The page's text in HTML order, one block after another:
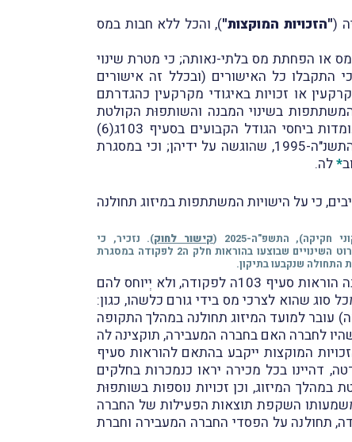
("הזכויות המוקצות"), והכל ללא חבות במס
או הפחתת מס בלתי-נאותה; כי מטרת שינוי
התקבלו כל האישורים (ובכלל זה אישורים
או זכויות באיגודי מקרקעין כהגדרתם
המשתתפות בשינוי המבנה והשותפוּת הקולטת
תעמוד בתנאים הקבועים בסעיפים 103ג(2) ו-(3) לפקודה; כי חברת הבת והשותפוּת הקולטת מצהירות שהן עומדות ביחסי הגודל הקבועים בסעיף 103ג(6)
לפקודה, וזאת בהתאם להערכת שווי מומחה, כהגדרתו בכללי מס הכנסה (בקשה לאישור מראש לתכנית מיזוג), התשנ"ה-1995, שהוגשה על ידיהן; וכי במסגרת
*לה.
בסעיפים 103ג(1) ו-(7) לפקודה, בשינויים המחויבים, כי על הישויות המשתתפות במיזוג תחולנה
קישור לחוק). נזכיר, כי
), ובו פירוט השינויים שבוצעו בהוראות חלק ה2 לפקודה במסגרת
התחולה שנקבעו בתיקון.
עוד נקבע, כי על הנכסים (כהגדרתם בסעיף 103 לפקודה) המועברים מהחברה המעבירה לשותפוּת הקולטת תחולנה הוראות סעיף 103ה לפקודה, ולא יְיוחס להם
סוג שהוא לצרכי מס בידי גורם כלשהו, כגון:
של החברה המעבירה והשותפוּת הקולטת ועל נכסיהן (כהגדרתם בסעיף 103ג(2) לפקודה) עובר למועד המיזוג תחולנה במהלך התקופה
לפקודה בהתאמה; כי חֵלף המניות שהיו לחברה האם בחברה המעבירה, תוקצינה לה
המקורי ויום רכישתן של הזכויות המוקצות ייקבע בהתאם להוראות סעיף
דהיינו בכל מכירה יראו כנמכרות בחלקים
המיזוג, וכן זכויות נוספות בשותפוּת
השקפת תוצאות הפעילות של החברה
63 לפקודה לחברת האם, ולנוכח סמכות המנהל הקבועה בסעיף 103א(א) לפקודה, תחולנה על הפסדי החברה המעבירה וחברת